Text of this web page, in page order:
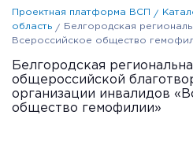
Проектная платформа ВСП
область
Белгородская
Всероссийское общество
Белгородская
общероссийской
организации инвалидов
общество гемофилии»